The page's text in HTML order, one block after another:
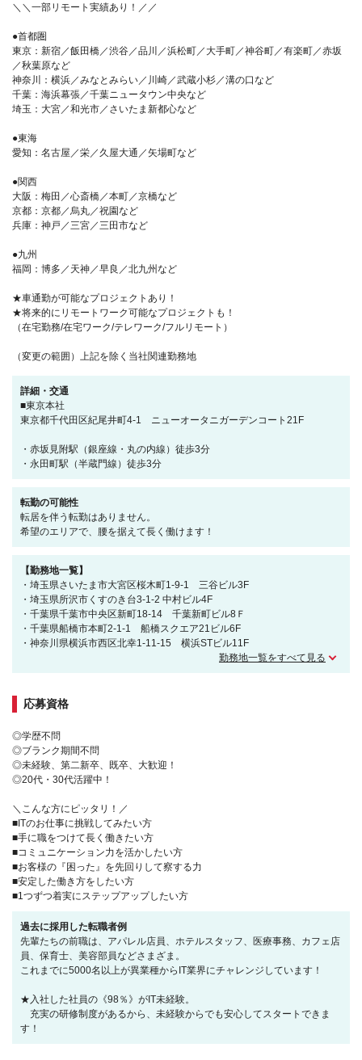
＼＼一部リモート実績あり！／／
●首都圏
東京：新宿／飯田橋／渋谷／品川／浜松町／大手町／神谷町／有楽町／赤坂
／秋葉原など
神奈川：横浜／みなとみらい／川崎／武蔵小杉／溝の口など
千葉：海浜幕張／千葉ニュータウン中央など
埼玉：大宮／和光市／さいたま新都心など
●東海
愛知：名古屋／栄／久屋大通／矢場町など
●関西
大阪：梅田／心斎橋／本町／京橋など
京都：京都／烏丸／祝園など
兵庫：神戸／三宮／三田市など
●九州
福岡：博多／天神／早良／北九州など
★車通勤が可能なプロジェクトあり！
★将来的にリモートワーク可能なプロジェクトも！
（在宅勤務/在宅ワーク/テレワーク/フルリモート）
（変更の範囲）上記を除く当社関連勤務地
詳細・交通
■東京本社
東京都千代田区紀尾井町4-1 ニューオータニガーデンコート21F
・赤坂見附駅（銀座線・丸の内線）徒歩3分
・永田町駅（半蔵門線）徒歩3分
転勤の可能性
転居を伴う転勤はありません。
希望のエリアで、腰を据えて長く働けます！
【勤務地一覧】
・埼玉県さいたま市大宮区桜木町1-9-1 三谷ビル3F
・埼玉県所沢市くすのき台3-1-2 中村ビル4F
・千葉県千葉市中央区新町18-14 千葉新町ビル8Ｆ
・千葉県船橋市本町2-1-1 船橋スクエア21ビル6F
・神奈川県横浜市西区北幸1-11-15 横浜STビル11F
勤務地一覧をすべて見る
応募資格
◎学歴不問
◎ブランク期間不問
◎未経験、第二新卒、既卒、大歓迎！
◎20代・30代活躍中！
＼こんな方にピッタリ！／
■ITのお仕事に挑戦してみたい方
■手に職をつけて長く働きたい方
■コミュニケーション力を活かしたい方
■お客様の『困った』を先回りして察する力
■安定した働き方をしたい方
■1つずつ着実にステップアップしたい方
過去に採用した転職者例
先輩たちの前職は、アパレル店員、ホテルスタッフ、医療事務、カフェ店
員、保育士、美容部員などさまざま。
これまでに5000名以上が異業種からIT業界にチャレンジしています！
★入社した社員の《98％》がIT未経験。
充実の研修制度があるから、未経験からでも安心してスタートできま
す！